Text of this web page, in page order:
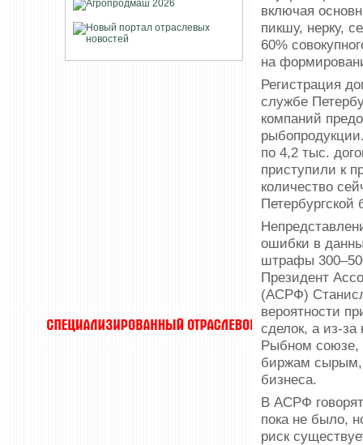
включая
пикшу, нерку,
60%
на
Регистрация
службе
компаний
по 4,2 тыс.
приступили к
количество
Петербургской
ошибки в
штрафы
Президент
(АСРФ)
вероятности
сделок, а из-
Рыбном союзе,
биржам сырым,
бизнеса.
В АСРФ
пока не было,
риск